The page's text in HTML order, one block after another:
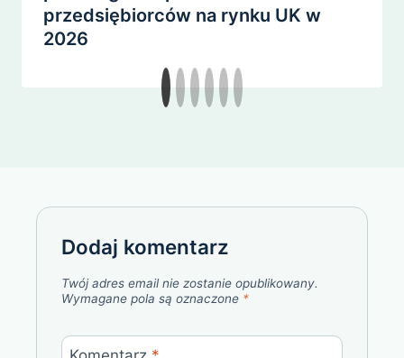
przedsiębiorców na rynku UK w
2026
Dodaj komentarz
Twój adres email nie zostanie opublikowany.
Wymagane pola są oznaczone *